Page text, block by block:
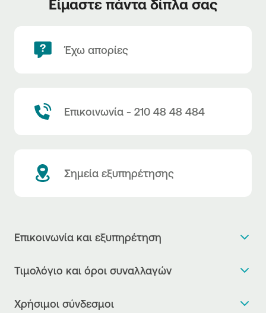
Είμαστε πάντα δίπλα σας
Έχω απορίες
Επικοινωνία - 210 48 48 484
Σημεία εξυπηρέτησης
Επικοινωνία και εξυπηρέτηση
Η νέα Ψηφιακή Εποχή στις συναλλαγές, έφτασε!
Τιμολόγιο και όροι συναλλαγών
Χρήσιμοι σύνδεσμοι